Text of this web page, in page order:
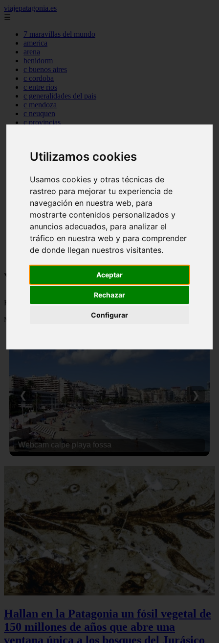
Utilizamos cookies
Usamos cookies y otras técnicas de
rastreo para mejorar tu experiencia de
navegación en nuestra web, para
mostrarte contenidos personalizados y
anuncios adecuados, para analizar el
tráfico en nuestra web y para comprender
de donde llegan nuestros visitantes.
Aceptar
Rechazar
Configurar
viajepatagonia.es
☰
7 maravillas del mundo
america
arena
benidorm
c buenos aires
c cordoba
c entre rios
c generalidades del pais
c mendoza
c neuquen
c provincias
c tucuman
carmen
category
destinos
gijon
lanzarote
live
monumentos
naturaleza
san
tenerife
Viajes a la Patagonia
Blog sobre la Patagonia en particular y sobre turismo en general
Mostrando 1 - 24 de 479 artículos
Webcam calpe playa fossa
❮ ❯
Hallan en la Patagonia un fósil vegetal de
150 millones de años que abre una
ventana única a los bosques del Jurásico